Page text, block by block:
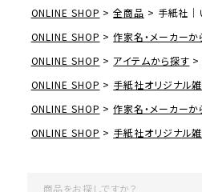
ONLINE SHOP 全商品
手紙社｜
ONLINE SHOP
作家名・メーカーか
ONLINE SHOP
アイテムから探す
ONLINE SHOP
手紙社オリジナル
ONLINE SHOP
作家名・メーカーか
ONLINE SHOP
手紙社オリジナル